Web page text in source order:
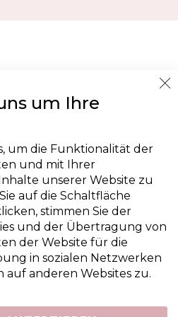
um Ihre
um die Funktionalität der
und mit Ihrer
unserer Website zu
auf die Schaltfläche
stimmen Sie der
und der Übertragung von
der Website für die
in sozialen Netzwerken
anderen Websites zu.